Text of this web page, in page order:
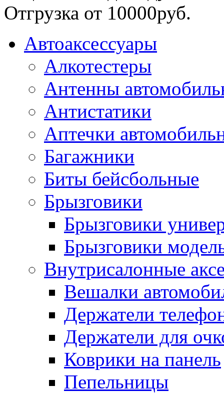
Отгрузка от 10000руб.
Автоаксессуары
Алкотестеры
Антенны
Антистатики
Аптечки
Багажники
Биты бейсбольные
Брызговики
Брызговики
Брызговики
Внутрисалонные
Вешалки
Держатели
Держатели для
Коврики на панель
Пепельницы